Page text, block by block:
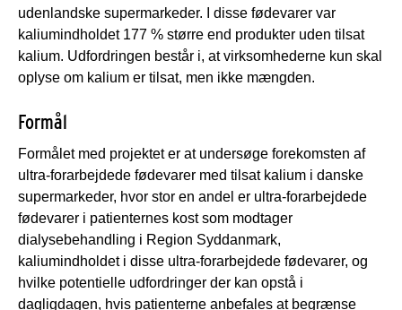
udenlandske supermarkeder. I disse fødevarer var
kaliumindholdet 177 % større end produkter uden tilsat
kalium. Udfordringen består i, at virksomhederne kun skal
oplyse om kalium er tilsat, men ikke mængden.
Formål
Formålet med projektet er at undersøge forekomsten af
ultra-forarbejdede fødevarer med tilsat kalium i danske
supermarkeder, hvor stor en andel er ultra-forarbejdede
fødevarer i patienternes kost som modtager
dialysebehandling i Region Syddanmark,
kaliumindholdet i disse ultra-forarbejdede fødevarer, og
hvilke potentielle udfordringer der kan opstå i
dagligdagen, hvis patienterne anbefales at begrænse